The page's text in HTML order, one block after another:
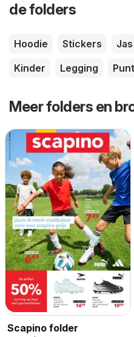
de folders
Hoodie Stickers Jas
Kinder
Legging
Meer folders en
Scapino folder